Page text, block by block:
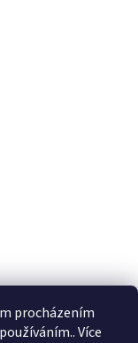
procházením
Více